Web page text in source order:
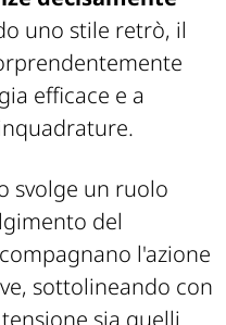
uno stile retrò, il
efficace e a
svolge un ruolo
del
l'azione
sottolineando con
sia quelli